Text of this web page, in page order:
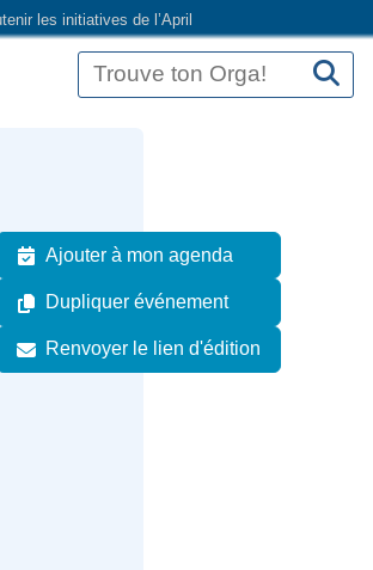
les initiatives de l’April
Ajouter à mon agenda
Dupliquer événement
Renvoyer le lien d'édition